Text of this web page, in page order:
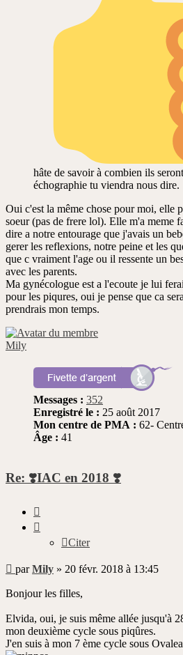
hâte de savoir à combien ils
échographie tu viendra nous dire.
Oui c'est la même chose pour moi, elle
soeur (pas de frere lol). Elle m'a meme
dire a notre entourage que j'avais un
gerer les reflexions, notre peine et les
que c vraiment l'age ou il ressente un
avec les parents.
Ma gynécologue est a l'ecoute je lui
pour les piqures, oui je pense que ca
prendrais mon temps.
Mily
Messages : 352
Enregistré le : 25 août 2017
Mon centre de PMA : 62-
Âge : 41
Re: ❣️IAC en 2018 ❣️
Citer
Message
non
lu
parMily » 20 févr. 2018 à 13:45
Bonjour les filles,
Elvida, oui, je suis même allée jusqu'à
mon deuxième cycle sous piqûres.
J'en suis à mon 7 ème cycle sous